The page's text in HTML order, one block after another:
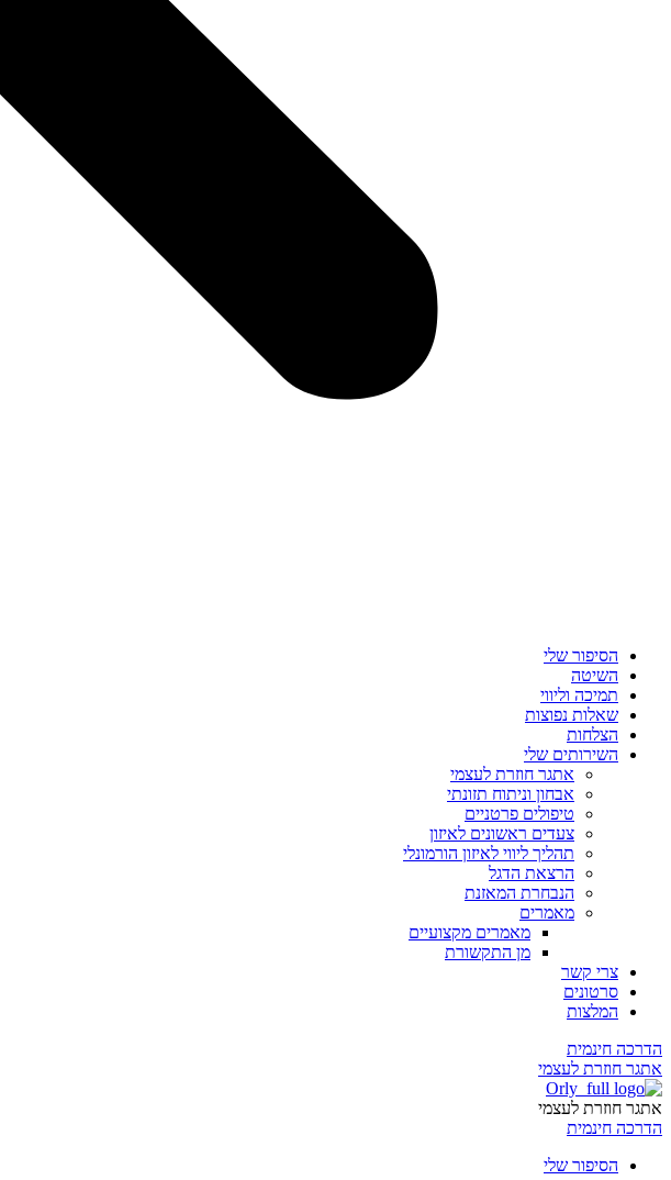
הסיפור שלי
השיטה
תמיכה וליווי
שאלות נפוצות
הצלחות
השירותים שלי
אתגר חוזרת לעצמי
אבחון וניתוח תזונתי
טיפולים פרטניים
צעדים ראשונים לאיזון
תהליך ליווי לאיזון הורמונלי
הרצאת הדגל
הנבחרת המאזנת
מאמרים
מאמרים מקצועיים
מן התקשורת
צרי קשר
סרטונים
המלצות
הדרכה חינמית
אתגר חוזרת לעצמי
אתגר חוזרת לעצמי
הדרכה חינמית
הסיפור שלי